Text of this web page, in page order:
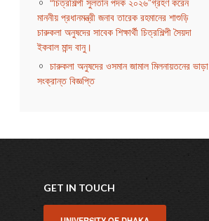
মাননীয় প্রধানমন্ত্রী জনাব তারেক রহমানের শাশুড়ি
চারুকলা অনুষদের সাবেক শিক্ষার্থী চিত্রশিল্পী সৈয়দা
ইকবাল মান্দ বানু।
চারুকলা অনুষদের ওসমান জামাল মিলনায়তনের ভাড়া
সংক্রান্ত বিজ্ঞপ্তি
GET IN TOUCH